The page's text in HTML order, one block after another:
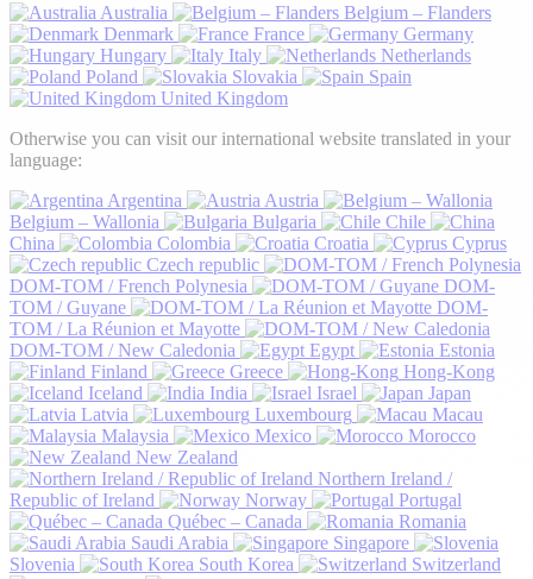
Australia
Belgium – Flanders
Denmark
France
Germany
Hungary
Italy
Netherlands
Poland
Slovakia
Spain
United Kingdom
Otherwise you can visit our international website translated in your
language:
Argentina
Austria
Belgium – Wallonia
Bulgaria
Chile
China
Colombia Croatia
Cyprus
Czech republic
DOM-TOM / French Polynesia
DOM-
TOM / Guyane
DOM-
TOM / La Réunion et Mayotte
DOM-TOM / New Caledonia
Egypt
Estonia
Finland
Greece
Hong-Kong
Iceland
India Israel
Japan
Latvia
Luxembourg
Macau
Malaysia
Mexico
Morocco
New Zealand
Northern Ireland /
Republic of Ireland
Norway
Portugal
Québec – Canada
Romania
Saudi Arabia
Singapore
Slovenia
South Korea
Switzerland